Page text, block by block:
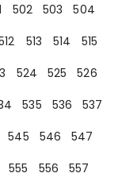
502 503
504
513 514
515
524 525
526
535 536
537
545 546
547
555 556
557